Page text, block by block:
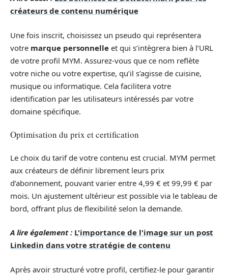
créateurs de contenu numérique
Une fois inscrit, choisissez un pseudo qui représentera
votre marque personnelle et qui s’intègrera bien à l’URL
de votre profil MYM. Assurez-vous que ce nom reflète
votre niche ou votre expertise, qu’il s’agisse de cuisine,
musique ou informatique. Cela facilitera votre
identification par les utilisateurs intéressés par votre
domaine spécifique.
Optimisation du prix et certification
Le choix du tarif de votre contenu est crucial. MYM permet
aux créateurs de définir librement leurs prix
d’abonnement, pouvant varier entre 4,99 € et 99,99 € par
mois. Un ajustement ultérieur est possible via le tableau de
bord, offrant plus de flexibilité selon la demande.
A lire également : L'importance de l'image sur un post
Linkedin dans votre stratégie de contenu
Après avoir structuré votre profil, certifiez-le pour garantir